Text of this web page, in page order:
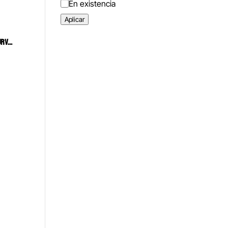
PINZA PARA COLOCAR BRACKETS CURVA 6B (025)
Estado
En existencia
Aplicar